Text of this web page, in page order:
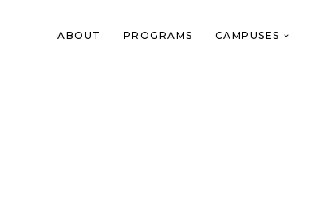
ABOUT PROGRAMS CAMPUSES